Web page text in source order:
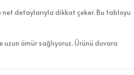
net detaylarıyla dikkat çeker. Bu tabloyu
ömür sağlıyoruz. Ürünü duvara